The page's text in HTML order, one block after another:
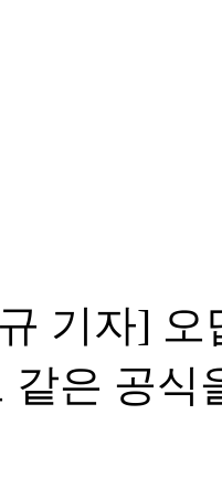
기자]
같은 공식